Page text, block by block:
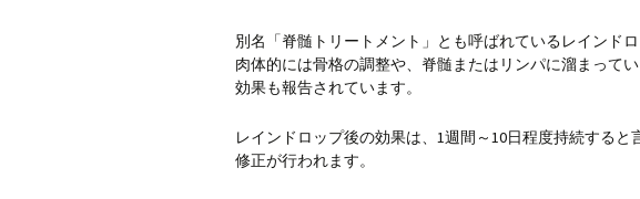
別名「脊髄トリートメント」とも呼ばれているレインドロ
肉体的には骨格の調整や、脊髄またはリンパに溜まって
効果も報告されています。
レインドロップ後の効果は、1週間～10日程度持続する
修正が行われます。